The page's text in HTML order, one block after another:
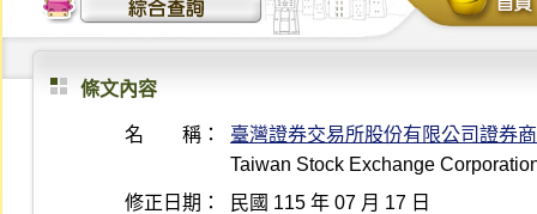
條文內容
名 稱：
臺灣證券交易所股份有限公司證券
Taiwan Stock Exchange
修正日期：
民國 115 年 07 月 17 日